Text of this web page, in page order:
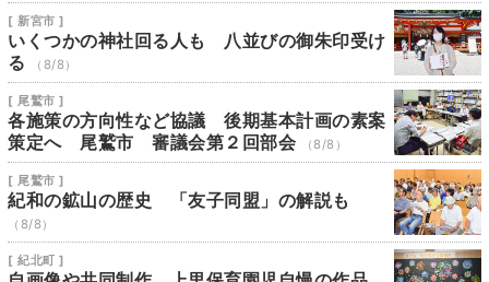
[ 新宮市 ]
いくつかの神社回る人も 八並びの御朱印受け
る
（8/8）
[ 尾鷲市 ]
各施策の方向性など協議 後期基本計画の素案
策定へ 尾鷲市 審議会第２回部会
（8/8）
[ 尾鷲市 ]
紀和の鉱山の歴史 「友子同盟」の解説も
（8/8）
[ 紀北町 ]